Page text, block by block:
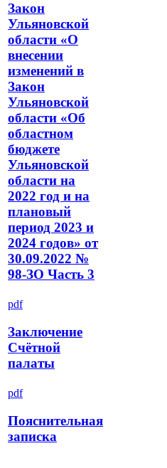
Закон
Ульяновской
области «О
внесении
изменений в
Закон
Ульяновской
области «Об
областном
бюджете
Ульяновской
области на
2022 год и на
плановый
период 2023 и
2024 годов» от
30.09.2022 №
98-ЗО Часть 3
pdf
Заключение
Счётной
палаты
pdf
Пояснительная
записка